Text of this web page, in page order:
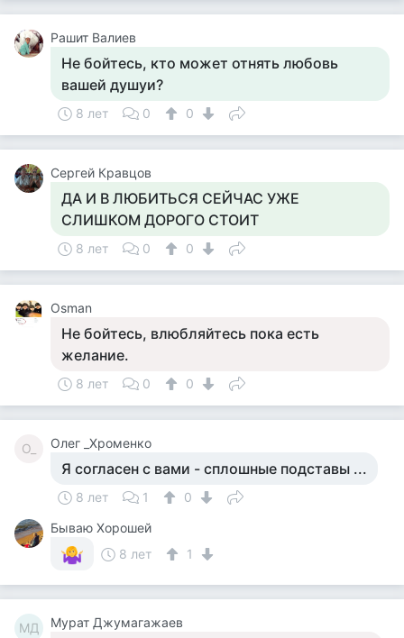
Рашит Валиев
Не бойтесь, кто может отнять любовь
вашей душуи?
8 лет 0 0
Сергей Кравцов
ДА И В ЛЮБИТЬСЯ СЕЙЧАС УЖЕ
СЛИШКОМ ДОРОГО СТОИТ
8 лет 0 0
Osman
Не бойтесь, влюбляйтесь пока есть
желание.
8 лет 0 0
О_ Олег _Хроменко
Я согласен с вами - сплошные подставы ...
8 лет 1
0
Бываю Хорошей
8 лет
1
МД Мурат Джумагажаев